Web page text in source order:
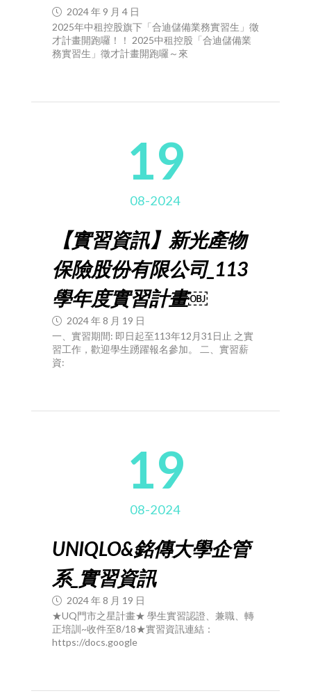
2024 年 9 月 4 日
2025年中租控股旗下「合迪儲備業務實習生」徵
才計畫開跑囉！！ 2025中租控股「合迪儲備業
務實習生」徵才計畫開跑囉～來
19
08-2024
【實習資訊】新光產物
保險股份有限公司_113
學年度實習計畫￼
2024 年 8 月 19 日
一、實習期間: 即日起至113年12月31日止 之實
習工作，歡迎學生踴躍報名參加。 二、實習薪
資:
19
08-2024
UNIQLO&銘傳大學企管
系_實習資訊
2024 年 8 月 19 日
★UQ門市之星計畫★ 學生實習認證、兼職、轉
正培訓~收件至8/18★實習資訊連結：
https://docs.google